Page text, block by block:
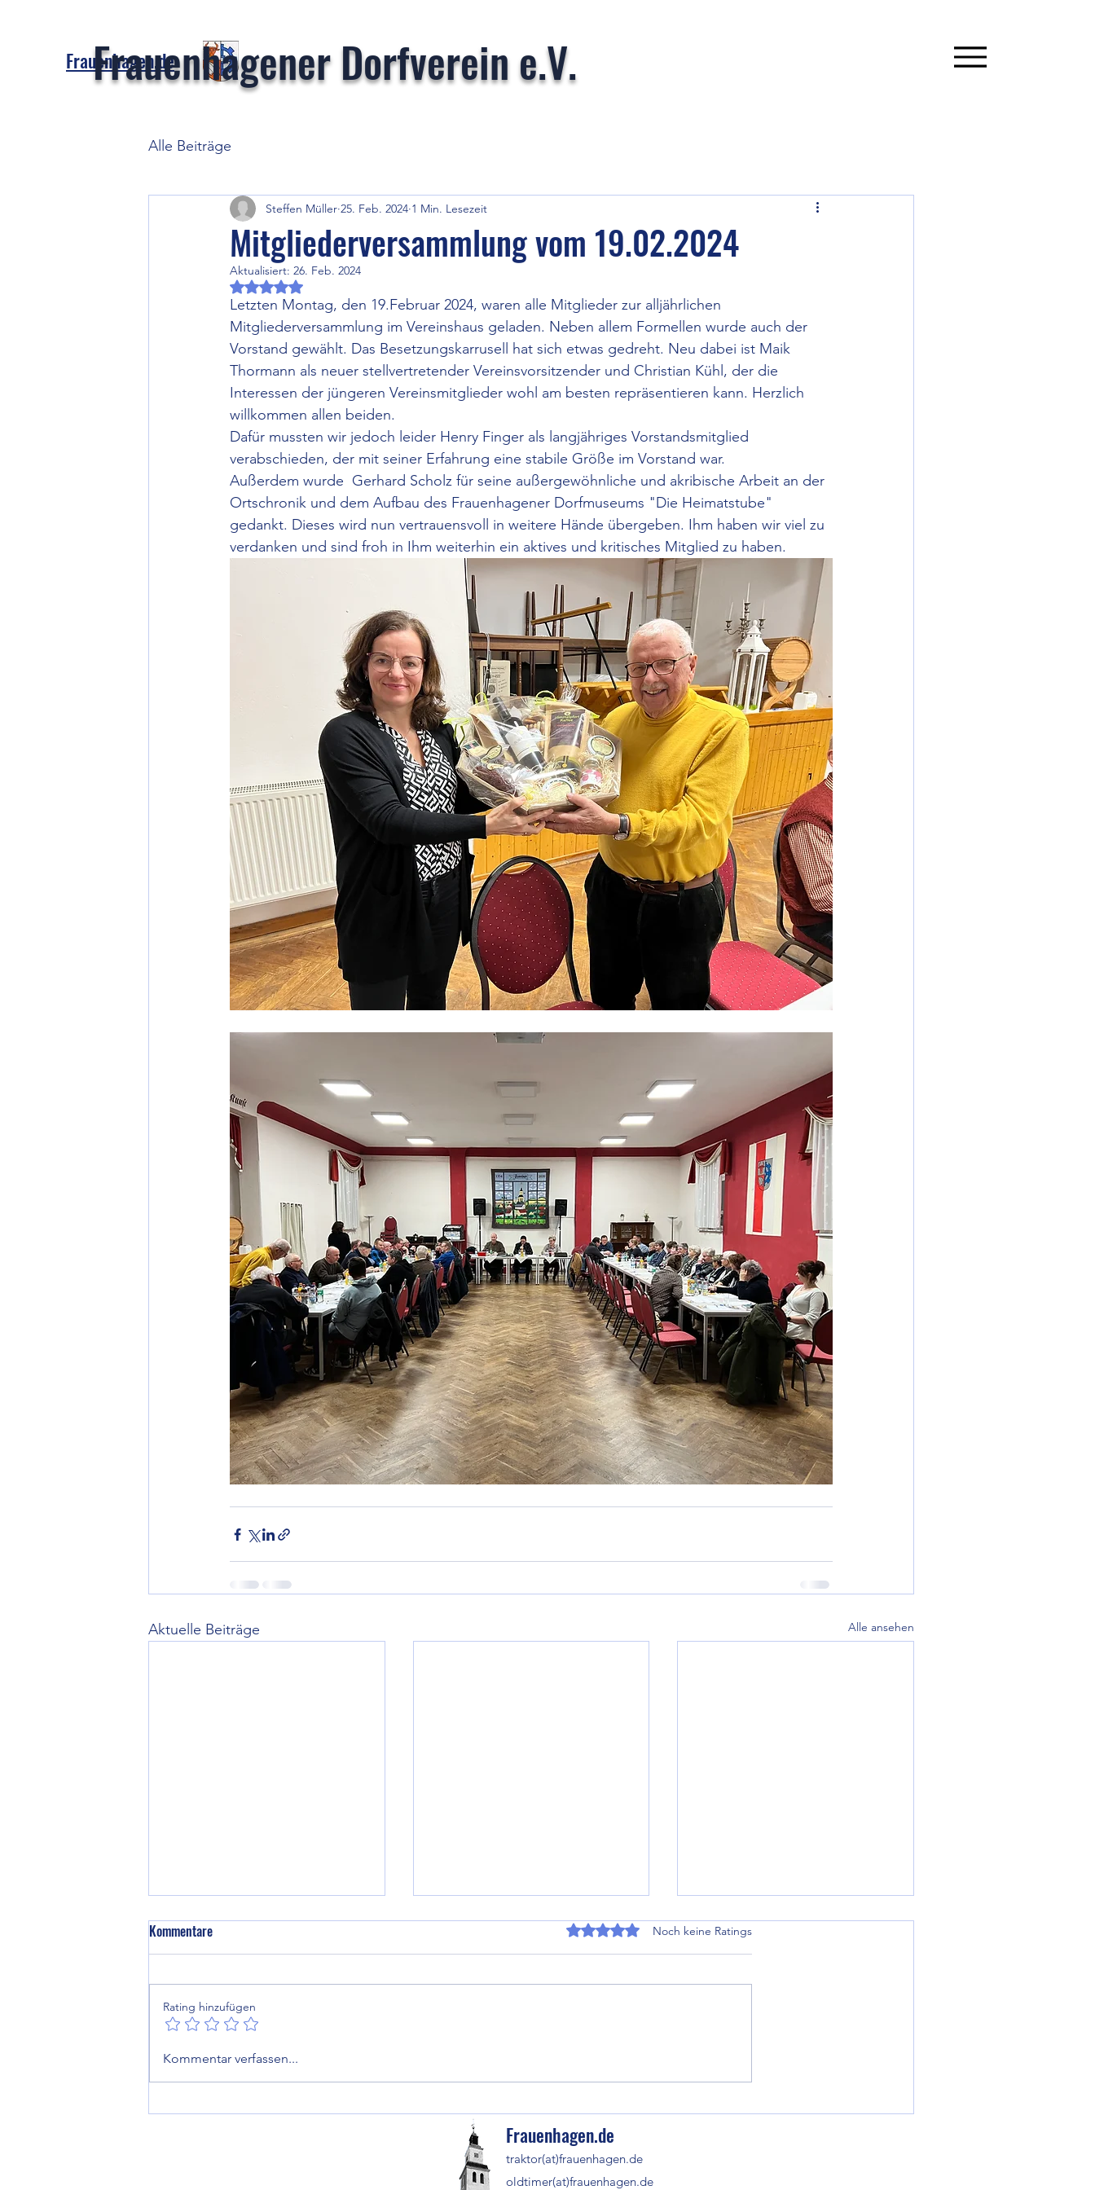
Frauenhagen.de
Frauenhagener Dorfverein e.V.
Alle Beiträge
Mitgliederversammlung vom 19.02.2024
Steffen Müller 25. Feb. 2024 1 Min. Lesezeit
Aktualisiert: 26. Feb. 2024
Mit NaN von 5 Sternen bewertet.
Letzten Montag, den 19.Februar 2024, waren alle Mitglieder zur alljährlichen
Mitgliederversammlung im Vereinshaus geladen. Neben allem Formellen wurde auch der
Vorstand gewählt. Das Besetzungskarrusell hat sich etwas gedreht. Neu dabei ist Maik
Thormann als neuer stellvertretender Vereinsvorsitzender und Christian Kühl, der die
Interessen der jüngeren Vereinsmitglieder wohl am besten repräsentieren kann. Herzlich
willkommen allen beiden.
Dafür mussten wir jedoch leider Henry Finger als langjähriges Vorstandsmitglied
verabschieden, der mit seiner Erfahrung eine stabile Größe im Vorstand war.
Außerdem wurde  Gerhard Scholz für seine außergewöhnliche und akribische Arbeit an der
Ortschronik und dem Aufbau des Frauenhagener Dorfmuseums "Die Heimatstube"
gedankt. Dieses wird nun vertrauensvoll in weitere Hände übergeben. Ihm haben wir viel zu
verdanken und sind froh in Ihm weiterhin ein aktives und kritisches Mitglied zu haben.
Aktuelle Beiträge Alle ansehen
Nachruf für Gerhard Scholze
Goldene Buch geehrt.
Kommentare Mit 0 von 5 Sternen bewertet.
Noch keine Ratings
Rating hinzufügen
Kommentar verfassen...
Frauenhagen.de
traktor(at)frauenhagen.de
oldtimer(at)frauenhagen.de